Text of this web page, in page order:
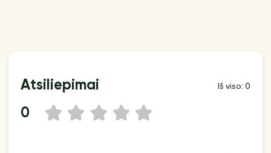
Atsiliepimai Iš viso: 0
0 5
4
3
2
1